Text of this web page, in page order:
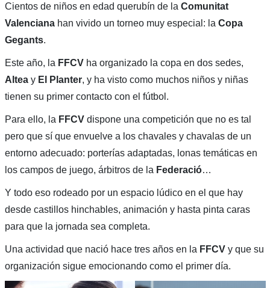
Cientos de niños en edad querubín de la Comunitat
Valencianahan vivido un torneo muy especial: la Copa
Gegants.
Este año, la FFCVha organizado la copa en dos sedes,
Alteay El Planter, y ha visto como muchos niños y niñas
tienen su primer contacto con el fútbol.
Para ello, la FFCVdispone una competición que no es tal
pero que sí que envuelve a los chavales y chavalas de un
entorno adecuado: porterías adaptadas, lonas temáticas en
los campos de juego, árbitros de la Federació…
Y todo eso rodeado por un espacio lúdico en el que hay
desde castillos hinchables, animación y hasta pinta caras
para que la jornada sea completa.
Una actividad que nació hace tres años en la FFCVy que su
organización sigue emocionando como el primer día.